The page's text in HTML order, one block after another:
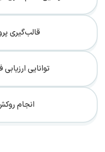
قالب‌گیری
توانایی
انجام